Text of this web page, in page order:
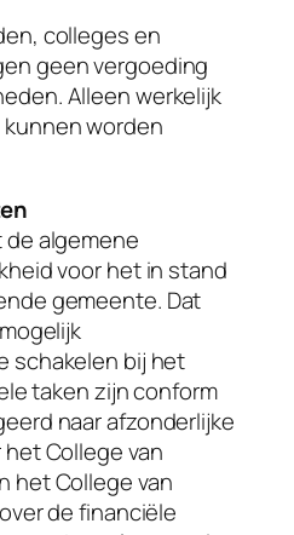
colleges en
geen vergoeding
Alleen werkelijk
worden
de algemene
voor het in stand
gemeente. Dat
schakelen bij het
taken zijn conform
naar afzonderlijke
College van
het College van
de financiële